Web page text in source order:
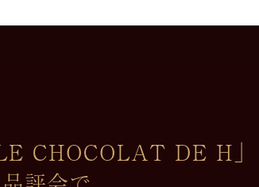
CHOCOLAT DE H」